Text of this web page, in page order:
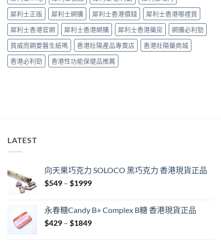
中
犀利士正版
犀利士網購 犀利士香港價錢
犀利士香港哪裡買
犀利士香港官網
犀利士香港網購 犀利士香港藥房
網購必利勁
買威而鋼要醫生紙嗎
香港壯陽產品專賣店
香港壯陽藥商城
香港必利勁
香港性功能保健品推薦
LATEST
向天果巧克力 SOLOCO 黑巧克力 香港現貨正品
$549 – $1999Price
through
$1999
永春糖Candy B+ Complex B糖 香港現貨正品
$429 – $1849Price